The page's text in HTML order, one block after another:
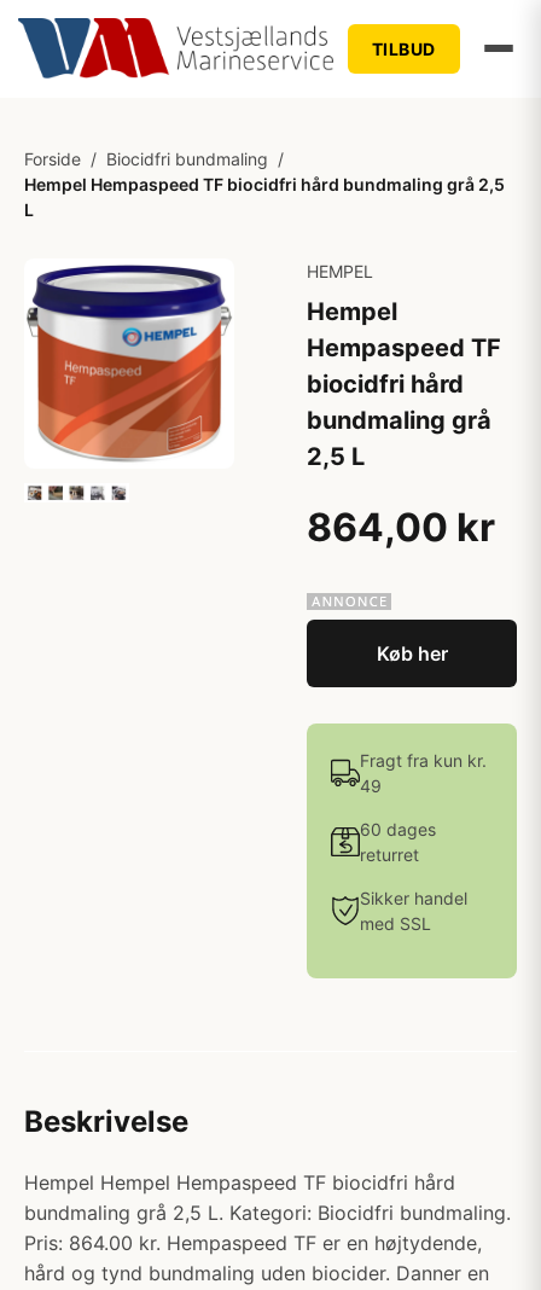
TILBUD
Forside / Biocidfri bundmaling /
Hempel Hempaspeed TF biocidfri hård bundmaling grå 2,5
L
HEMPEL
Hempel
Hempaspeed TF
biocidfri hård
bundmaling grå
2,5 L
864,00 kr
Køb her
Fragt fra kun kr.
49
60 dages
returret
Sikker handel
med SSL
Beskrivelse
Hempel Hempel Hempaspeed TF biocidfri hård
bundmaling grå 2,5 L. Kategori: Biocidfri bundmaling.
Pris: 864.00 kr. Hempaspeed TF er en højtydende,
hård og tynd bundmaling uden biocider. Danner en